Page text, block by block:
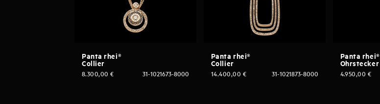
Panta rhei®
Collier
31-1021673-8000
8.300,00€
Panta rhei®
Collier
31-1021873-8000
14.400,00 €
Panta rhei®
Ohrstecker
4.950,00 €